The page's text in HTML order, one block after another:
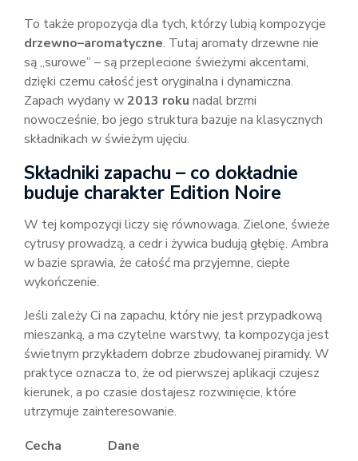
To także propozycja dla tych, którzy lubią kompozycje
drzewno–aromatyczne. Tutaj aromaty drzewne nie
są „surowe” – są przeplecione świeżymi akcentami,
dzięki czemu całość jest oryginalna i dynamiczna.
Zapach wydany w2013 roku nadal brzmi
nowocześnie, bo jego struktura bazuje na klasycznych
składnikach w świeżym ujęciu.
Składniki zapachu – co dokładnie
buduje charakter Edition Noire
W tej kompozycji liczy się równowaga. Zielone, świeże
cytrusy prowadzą, a cedr i żywica budują głębię. Ambra
w bazie sprawia, że całość ma przyjemne, ciepłe
wykończenie.
Jeśli zależy Ci na zapachu, który nie jest przypadkową
mieszanką, a ma czytelne warstwy, ta kompozycja jest
świetnym przykładem dobrze zbudowanej piramidy. W
praktyce oznacza to, że od pierwszej aplikacji czujesz
kierunek, a po czasie dostajesz rozwinięcie, które
utrzymuje zainteresowanie.
Cecha
Dane